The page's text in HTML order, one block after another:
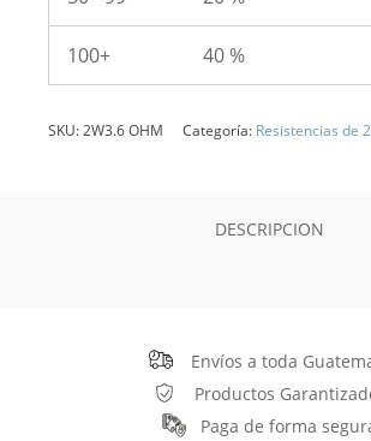
100+ 40 %
SKU:2W3.6 OHM Categoría: Resistencias de
DESCRIPCION
Envíos a toda
Productos
Paga de forma